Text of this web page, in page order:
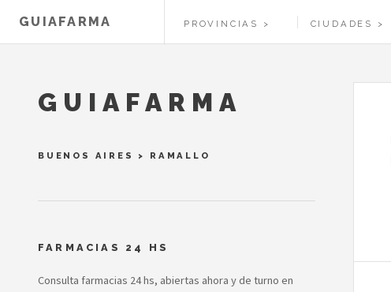
GUIAFARMA PROVINCIAS CIUDADES
GUIAFARMA
BUENOS AIRES > RAMALLO
FARMACIAS 24 HS
Consulta farmacias 24 hs, abiertas ahora y de turno en